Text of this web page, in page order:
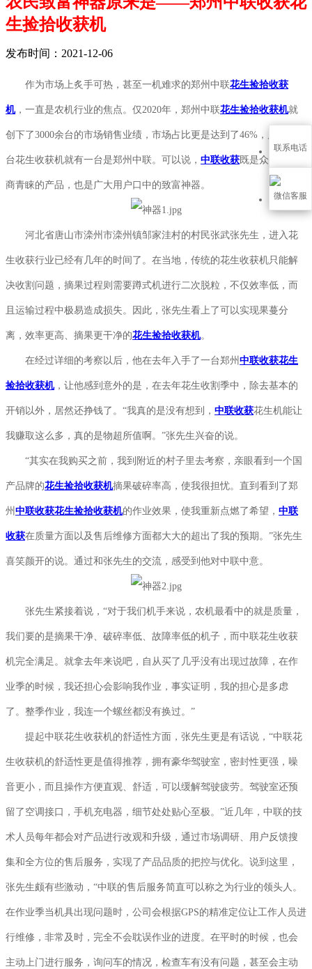
生捡拾收获机
发布时间：2021-12-06
作为市场上炙手可热，甚至一机难求的郑州中联花生捡拾收获
机，一直是农机行业的焦点。仅2020年，郑州中联花生捡拾收获机就
创下了3000余台的市场销售业绩，市场占比更是达到了46%，几乎每两
台花生收获机就有一台是郑州中联。可以说， 中联收获既是众多经销
商青睐的产品，也是广大用户口中的致富神器。
河北省唐山市滦州市滦州镇邹家洼村的村民张武张先生，进入花
生收获行业已经有几年的时间了。在当地，传统的花生收获机只能解
决收割问题，摘果过程则需要蹲式机进行二次脱粒，不仅效率低，而
且运输过程中极易造成损失。因此，张先生看上了可以实现果蔓分
离，效率更高、摘果更干净的花生捡拾收获机。
在经过详细的考察以后，他在去年入手了一台郑州 中联收获花生
捡拾收获机，让他感到意外的是，在去年花生收割季中，除去基本的
开销以外，居然还挣钱了。“我真的是没有想到， 中联收获花生机能让
我赚取这么多，真的是物超所值啊。”张先生兴奋的说。
“其实在我购买之前，我到附近的村子里去考察，亲眼看到一个国
产品牌的花生捡拾收获机摘果破碎率高，使我很担忧。直到看到了郑
州 中联收获花生捡拾收获机的作业效果，使我重新点燃了希望， 中联
收获在质量方面以及售后维修方面都大大的超出了我的预期。”张先生
喜笑颜开的说。通过和张先生的交流，感受到他对中联中意。
张先生紧接着说，“对于我们机手来说，农机最看中的就是质量，
我们要的是摘果干净、破碎率低、故障率低的机子，而中联花生收获
机完全满足。就拿去年来说吧，自从买了几乎没有出现过故障，在作
业季的时候，我还担心会影响我作业，事实证明，我的担心是多虑
了。整季作业，我连一个螺丝都没有换过。”
提起中联花生收获机的舒适性方面，张先生更是有话说，“中联花
生收获机的舒适性更是值得推荐，拥有豪华驾驶室，密封性更强，噪
音更小，而且操作方便直观、舒适，可以缓解驾驶疲劳。驾驶室还预
留了空调接口，手机充电器，细节处处贴心至极。”近几年，中联的技
术人员每年都会对产品进行改观和升级，通过市场调研、用户反馈搜
集和全方位的售后服务，实现了产品品质的把控与优化。说到这里，
张先生颇有些激动，“中联的售后服务简直可以称之为行业的领头人。
在作业季当机具出现问题时，公司会根据GPS的精准定位让工作人员进
行维修，非常及时，完全不会耽误作业的进度。在平时的时候，也会
主动上门进行服务，询问车的情况，检查车有没有问题，甚至会主动
联系电话
微信客服